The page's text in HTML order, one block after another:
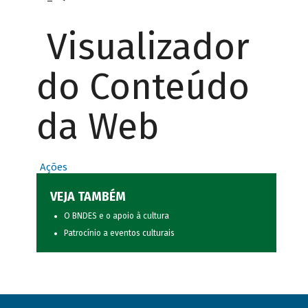
Visualizador
do Conteúdo
da Web
Ações
VEJA TAMBÉM
O BNDES e o apoio à cultura
Patrocínio a eventos culturais